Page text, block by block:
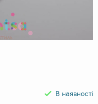
В наявності